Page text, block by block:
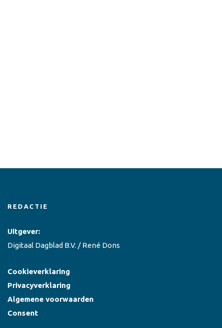
REDACTIE
Uitgever:
Digitaal Dagblad B.V. / René Dons
Cookieverklaring
Privacyverklaring
Algemene voorwaarden
Consent